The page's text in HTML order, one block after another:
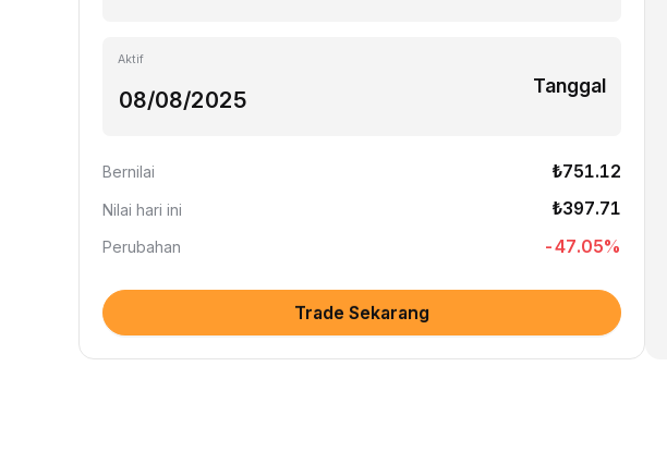
Aktif
Tanggal
Bernilai ₺751.12
Nilai hari ini ₺397.71
Perubahan -47.05%
Trade Sekarang